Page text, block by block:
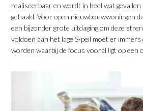
realiseerbaar en wordt in heel wat
gehaald. Voor open nieuwbouwwoningen
een bijzonder grote uitdaging om deze
voldoen aan het lage S-peil moet er immers
worden waarbij de focus vooral ligt op een